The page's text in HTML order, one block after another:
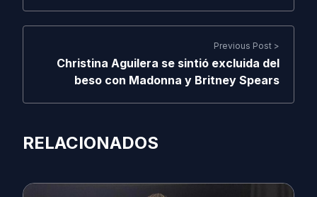
Previous Post >
Christina Aguilera se sintió excluida del
beso con Madonna y Britney Spears
RELACIONADOS